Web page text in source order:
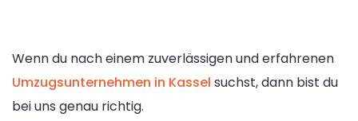
Wenn du nach einem zuverlässigen und erfahrenen
Umzugsunternehmen in Kassel suchst, dann bist du
bei uns genau richtig.